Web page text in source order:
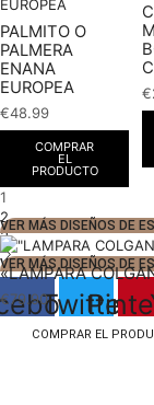
PALMITO O
PALMERA
ENANA
EUROPEA
€48.99
COMPRAR
EL
PRODUCTO
€
1
2
3
Twitter
VER MÁS DISEÑOS DE
VER MÁS DISEÑOS DE
«LAMPARA
€79.90
COMPRAR EL